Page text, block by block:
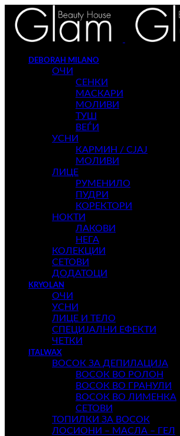
DEBORAH MILANO
ОЧИ
СЕНКИ
МАСКАРИ
МОЛИВИ
ТУШ
ВЕЃИ
УСНИ
КАРМИН / СЈАЈ
МОЛИВИ
ЛИЦЕ
РУМЕНИЛО
ПУДРИ
КОРЕКТОРИ
НОКТИ
ЛАКОВИ
НЕГА
КОЛЕКЦИИ
СЕТОВИ
ДОДАТОЦИ
KRYOLAN
ОЧИ
УСНИ
ЛИЦЕ И ТЕЛО
СПЕЦИЈАЛНИ ЕФЕКТИ
ЧЕТКИ
ITALWAX
ВОСОК ЗА ДЕПИЛАЦИЈА
ВОСОК ВО РОЛОН
ВОСОК ВО ГРАНУЛИ
ВОСОК ВО ЛИМЕНКА
СЕТОВИ
ТОПИЛКИ ЗА ВОСОК
ЛОСИОНИ – МАСЛА – ГЕЛ